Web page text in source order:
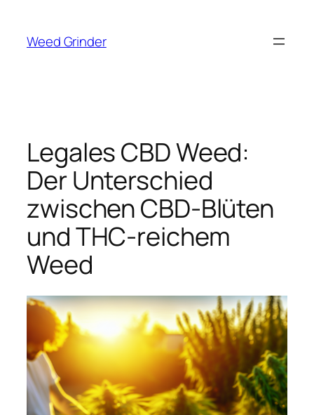
springen
Weed Grinder
Legales CBD Weed:
Der Unterschied
zwischen CBD-Blüten
und THC-reichem
Weed